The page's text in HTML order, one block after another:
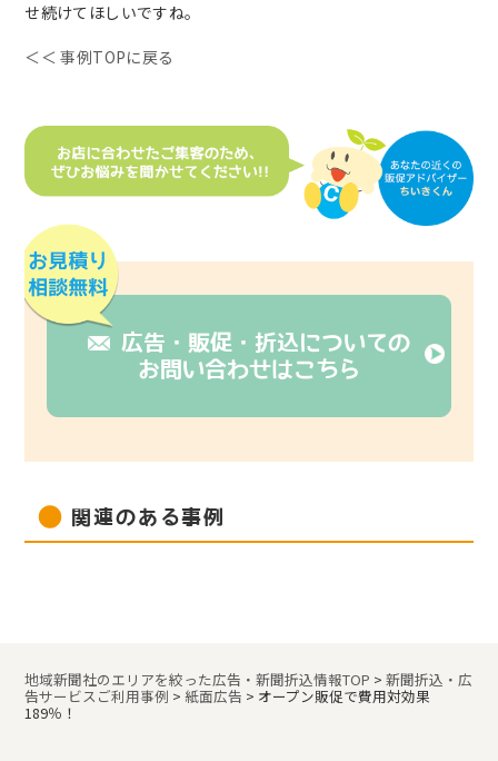
せ続けてほしいですね。
＜＜ 事例TOPに戻る
広告・販促・折込についての
お問い合わせはこちら
関連のある事例
地域新聞社のエリアを絞った広告・新聞折込情報TOP >新聞折込・広
告サービスご利用事例 >紙面広告 > オープン販促で費用対効果
189％！